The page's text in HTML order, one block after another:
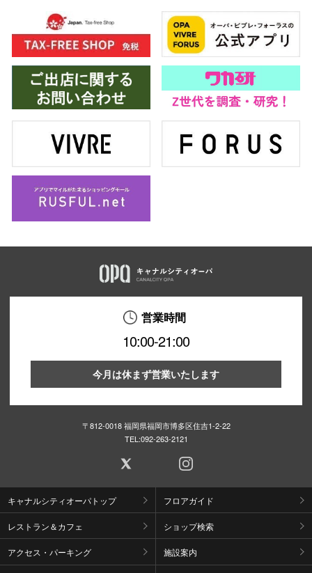
営業時間
10:00-21:00
今月は休まず営業いたします
〒812-0018 福岡県福岡市博多区住吉1-2-22
TEL:092-263-2121
キャナルシティオーパトップ フロアガイド
レストラン＆カフェ ショップ検索
アクセス・パーキング 施設案内